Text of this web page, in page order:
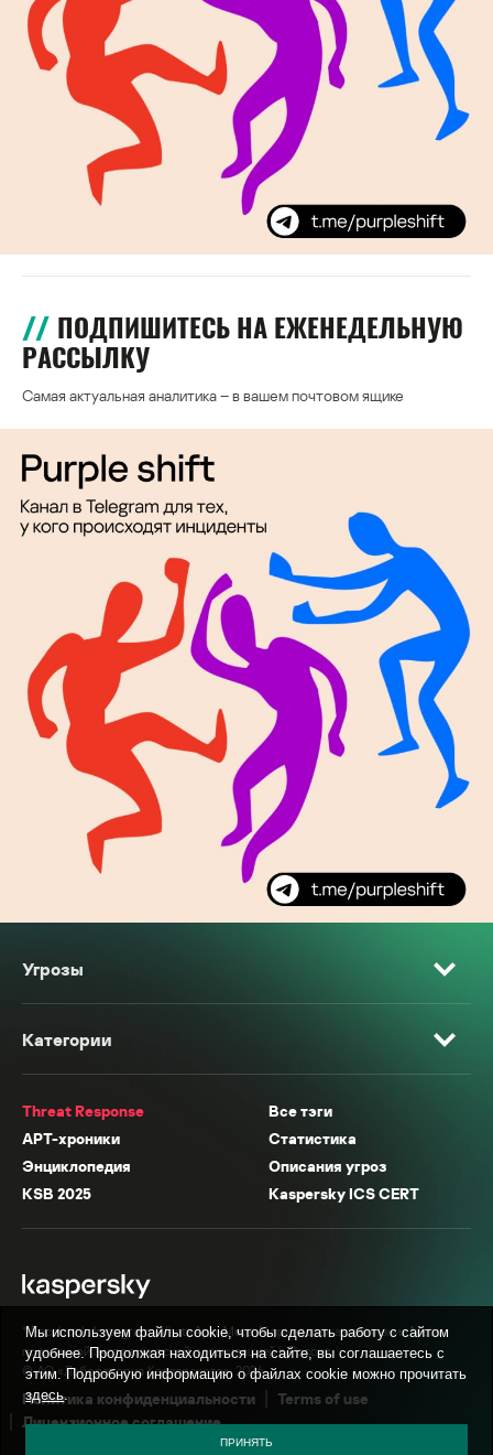
ПОДПИШИТЕСЬ НА ЕЖЕНЕДЕЛЬНУЮ
РАССЫЛКУ
Самая актуальная аналитика – в вашем почтовом ящике
Угрозы
Категории
Threat Response
Все тэги
APT-хроники
Статистика
Энциклопедия
Описания угроз
KSB 2025
Kaspersky ICS CERT
* Facebook, Instagram, WhatsApp, Meta AI принадлежат компании Meta,
признанной экстремистской организацией в России.
© АО «Лаборатория Касперского», 2026.
Политика конфиденциальности
Terms of use
Лицензионное соглашение
Мы используем файлы cookie, чтобы сделать работу с сайтом
удобнее. Продолжая находиться на сайте, вы соглашаетесь с
этим. Подробную информацию о файлах cookie можно прочитать
здесь.
ПРИНЯТЬ